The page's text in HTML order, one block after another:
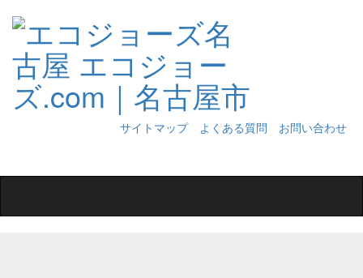
サイトマップ よくある質問
お問い合わせ